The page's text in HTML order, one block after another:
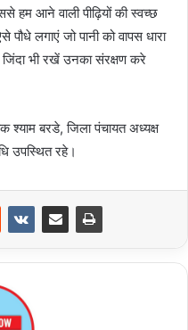
हम आने वाली पीढ़ियों की स्वच्छ
लगाएं जो पानी को वापस धारा
भी रखें उनका संरक्षण करे
श्याम बरडे, जिला पंचायत अध्यक्ष
उपस्थित रहे।